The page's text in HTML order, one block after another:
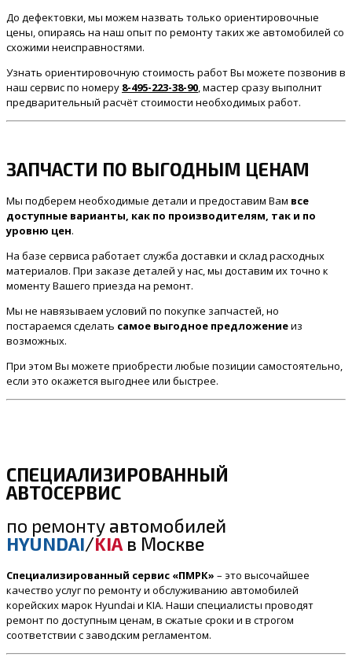
До дефектовки, мы можем назвать только ориентировочные
цены, опираясь на наш опыт по ремонту таких же автомобилей со
схожими неисправностями.
Узнать ориентировочную стоимость работ Вы можете позвонив в
наш сервис по номеру 8-495-223-38-90 , мастер сразу выполнит
предварительный расчёт стоимости необходимых работ.
ЗАПЧАСТИ ПО ВЫГОДНЫМ ЦЕНАМ
Мы подберем необходимые детали и предоставим Вам все
доступные варианты, как по производителям, так и по
уровню цен.
На базе сервиса работает служба доставки и склад расходных
материалов. При заказе деталей у нас, мы доставим их точно к
моменту Вашего приезда на ремонт.
Мы не навязываем условий по покупке запчастей, но
постараемся сделать самое выгодное предложениеиз
возможных.
При этом Вы можете приобрести любые позиции самостоятельно,
если это окажется выгоднее или быстрее.
СПЕЦИАЛИЗИРОВАННЫЙ
АВТОСЕРВИС
по ремонту автомобилей
HYUNDAI/KIA в Москве
Специализированный сервис «ПМРК» – это высочайшее
качество услуг по ремонту и обслуживанию автомобилей
корейских марок Hyundai и KIA. Наши специалисты проводят
ремонт по доступным ценам, в сжатые сроки и в строгом
соответствии с заводским регламентом.